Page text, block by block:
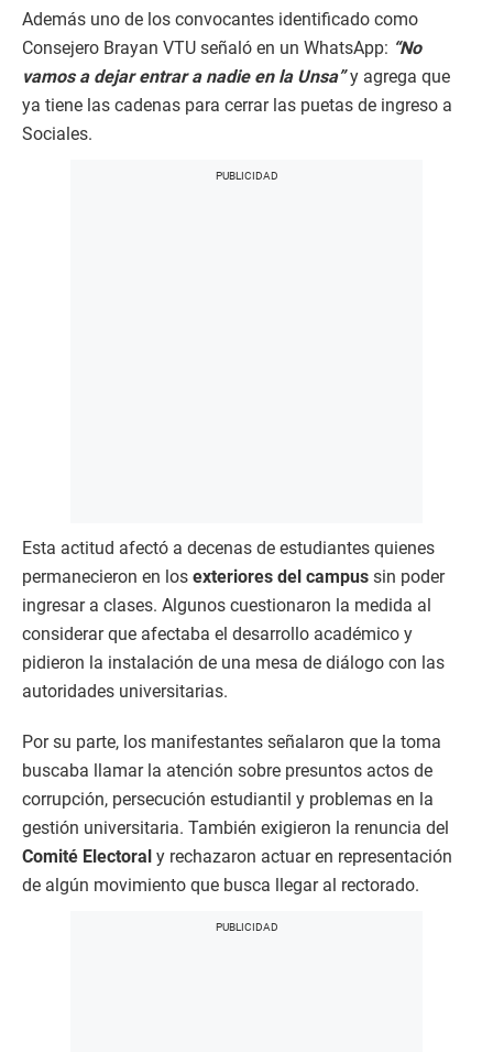
Además uno de los convocantes identificado como
Consejero Brayan VTU señaló en un WhatsApp: “No
vamos a dejar entrar a nadie en la Unsa”y agrega que
ya tiene las cadenas para cerrar las puetas de ingreso a
Sociales.
Esta actitud afectó a decenas de estudiantes quienes
permanecieron en los exteriores del campus sin poder
ingresar a clases. Algunos cuestionaron la medida al
considerar que afectaba el desarrollo académico y
pidieron la instalación de una mesa de diálogo con las
autoridades universitarias.
Por su parte, los manifestantes señalaron que la toma
buscaba llamar la atención sobre presuntos actos de
corrupción, persecución estudiantil y problemas en la
gestión universitaria. También exigieron la renuncia del
Comité Electoral y rechazaron actuar en representación
de algún movimiento que busca llegar al rectorado.